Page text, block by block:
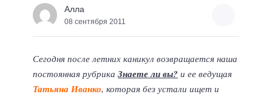
Алла
08 сентября 2011
Сегодня после летних каникул возвращается наша
постоянная рубрика Знаете ли вы? и ее ведущая
Татьяна Иванко, которая без устали ищет и